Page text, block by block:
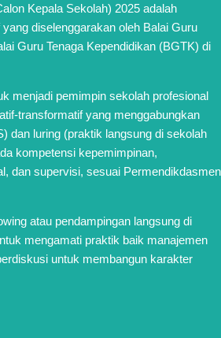
Kepala Sekolah) 2025 adalah
diselenggarakan oleh Balai Guru
Guru Tenaga Kependidikan (BGTK) di
menjadi pemimpin sekolah profesional
transformatif yang menggabungkan
dan luring (praktik langsung di sekolah
kompetensi kepemimpinan,
dan supervisi, sesuai Permendikdasmen
atau pendampingan langsung di
mengamati praktik baik manajemen
untuk membangun karakter